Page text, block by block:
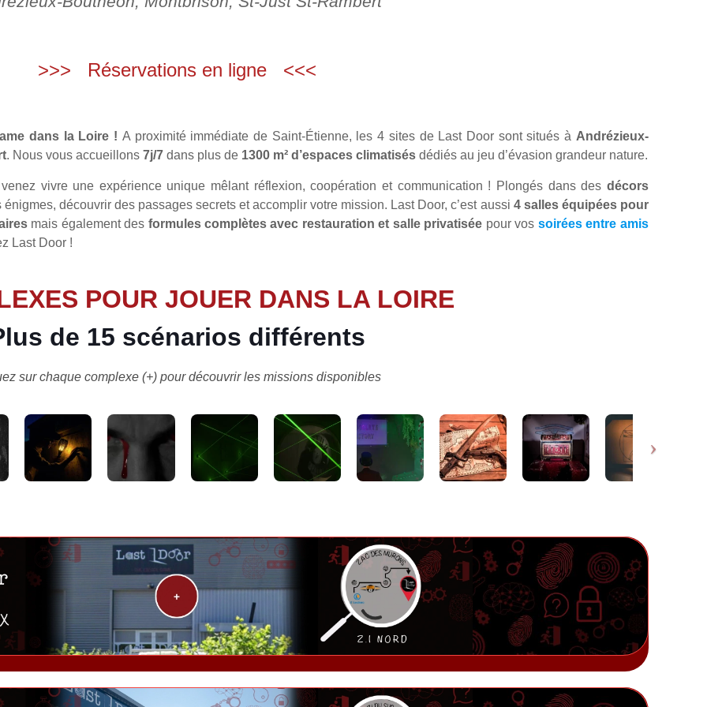
>>> Réservations en ligne <<<
dans la Loire ! A proximité immédiate de Saint-Étienne, les 4 sites de Last Door sont situés à Andrézieux-
. Nous vous accueillons7j/7 dans plus de 1300 m² d’espaces climatisés dédiés au jeu d’évasion grandeur nature.
vivre une expérience unique mêlant réflexion, coopération et communication ! Plongés dans des décors
découvrir des passages secrets et accomplir votre mission. Last Door, c’est aussi 4 salles équipées pour
mais également des formules complètes avec restauration et salle privatisée pour vos soirées entre amis
Last Door !
POUR JOUER DANS LA LOIRE
de 15 scénarios différents
sur chaque complexe (+) pour découvrir les missions disponibles
Last Door « Nord »
Andrézieux-Bouthéon